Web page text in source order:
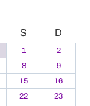
S D
1
2
8
9
15
16
22
23